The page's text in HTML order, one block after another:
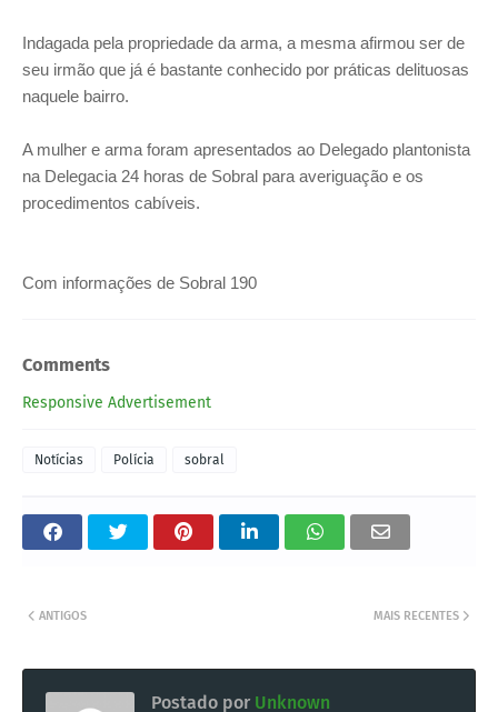
Indagada pela propriedade da arma, a mesma afirmou ser de
seu irmão que já é bastante conhecido por práticas delituosas
naquele bairro.
A mulher e arma foram apresentados ao Delegado plantonista
na Delegacia 24 horas de Sobral para averiguação e os
procedimentos cabíveis.
Com informações de Sobral 190
Comments
Responsive Advertisement
Notícias Polícia sobral
MAIS RECENTES
ANTIGOS
Postado por Unknown